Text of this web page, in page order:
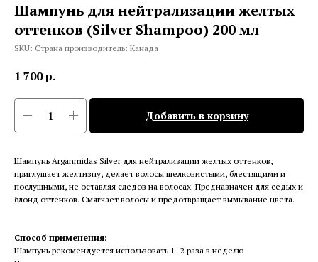
Шампунь для нейтрализации желтых
оттенков (Silver Shampoo) 200 мл
SKU: Страна производитель: Канада
1 700р.
Добавить в корзину
Шампунь Arganmidas Silver для нейтрализации желтых оттенков,
приглушает желтизну, делает волосы шелковистыми, блестящими и
послушными, не оставляя следов на волосах. Предназначен для седых и
блонд оттенков. Смягчает волосы и предотвращает вымывание цвета.
Способ применения:
Шампунь рекомендуется использовать 1–2 раза в неделю